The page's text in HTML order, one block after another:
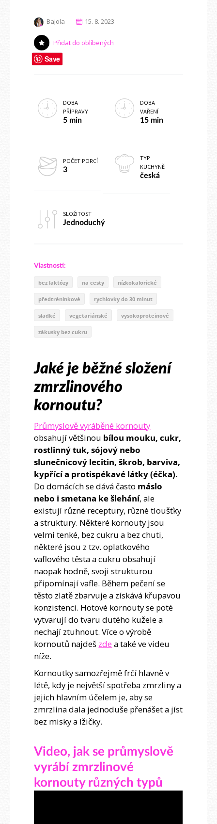
Bajola 15. 8. 2023
Přidat do oblíbených
Save
DOBA
PŘÍPRAVY
5 min
DOBA
VAŘENÍ
15 min
POČET PORCÍ
3
TYP
KUCHYNĚ
česká
SLOŽITOST
Jednoduchý
Vlastnosti:
bez laktózy na cesty nízkokalorické
předtréninkové rychlovky do 30 minut
sladké vegetariánské vysokoproteinové
zákusky bez cukru
Jaké je běžné složení
zmrzlinového
kornoutu?
Průmyslově vyráběné kornouty
obsahují většinou bílou mouku, cukr,
rostlinný tuk, sójový nebo
slunečnicový lecitin, škrob, barviva,
kypřící a protispékavé látky (éčka).
Do domácích se dává často máslo
nebo i smetana ke šlehání, ale
existují různé receptury, různé tloušťky
a struktury. Některé kornouty jsou
velmi tenké, bez cukru a bez chuti,
některé jsou z tzv. oplatkového
vaflového těsta a cukru obsahují
naopak hodně, svoji strukturou
připomínají vafle. Během pečení se
těsto zlatě zbarvuje a získává křupavou
konzistenci. Hotové kornouty se poté
vytvarují do tvaru dutého kužele a
nechají ztuhnout. Více o výrobě
kornoutů najdeš zde a také ve videu
níže.
Kornoutky samozřejmě frčí hlavně v
létě, kdy je největší spotřeba zmrzliny a
jejich hlavním účelem je, aby se
zmrzlina dala jednoduše přenášet a jíst
bez misky a lžičky.
Video, jak se průmyslově
vyrábí zmrzlinové
kornouty různých typů